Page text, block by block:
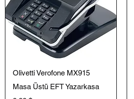
Schnellansicht
Olivetti Verofone MX915
Masa Üstü EFT Yazarkasa